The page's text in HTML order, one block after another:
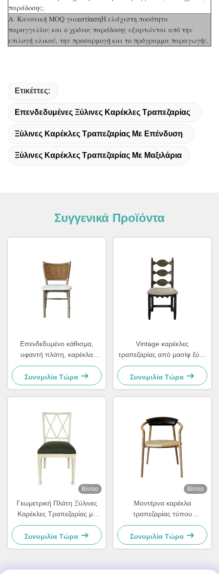
παράδοσης;
Α: Κανονική MOQ γιαεστίασηΗ ελάχιστη ποσότητα
παραγγελίας και ο χρόνος παράδοσης εξαρτώνται από την
επιλογή υλικού, την προσαρμογή και το πρόγραμμα παραγωγής.
Ετικέττες:
Επενδεδυμένες Ξύλινες Καρέκλες Τραπεζαρίας
Ξύλινες Καρέκλες Τραπεζαρίας Με Επένδυση
Ξύλινες Καρέκλες Τραπεζαρίας Με Μαξιλάρια
Συγγενικά Προϊόντα
Επενδεδυμένο κάθισμα,
υφαντή πλάτη, καρέκλα
τραπεζαρίας, εύκολο
καθάρισμα, άνετη για την
τραπεζαρία
Συνομιλία Τώρα
Vintage καρέκλες
τραπεζαρίας από μασίφ ξύλο
48×57×105.5cm Μαλακές με
σκαλιστή πλάτη
Συνομιλία Τώρα
Βίντεο
Γεωμετρική Πλάτη Ξύλινες
Καρέκλες Τραπεζαρίας με
Μαξιλάρια Κομψή Αντίσταση
στην Υγρασία
Συνομιλία Τώρα
Βίντεο
Μοντέρνα καρέκλα
τραπεζαρίας τύπου
Wishbone με υφαντό
κάθισμα και δερμάτινη πλάτη
Συνομιλία Τώρα